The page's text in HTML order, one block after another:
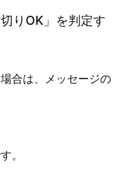
りOK」を判定す
合は、メッセージの
。